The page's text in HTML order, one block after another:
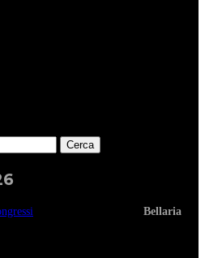
Bellaria